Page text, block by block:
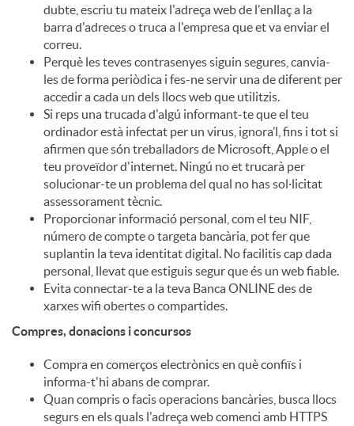
n
s
dubte, escriu tu mateix l'adreça web de l'enllaç a la
barra d'adreces o truca a l'empresa que et va enviar el
correu.
Perquè les teves contrasenyes siguin segures, canvia-
les de forma periòdica i fes-ne servir una de diferent per
accedir a cada un dels llocs web que utilitzis.
Si reps una trucada d'algú informant-te que el teu
ordinador està infectat per un virus, ignora’l, fins i tot si
afirmen que són treballadors de Microsoft, Apple o el
teu proveïdor d'internet. Ningú no et trucarà per
solucionar-te un problema del qual no has sol·licitat
assessorament tècnic.
Proporcionar informació personal, com el teu NIF,
número de compte o targeta bancària, pot fer que
suplantin la teva identitat digital. No facilitis cap dada
personal, llevat que estiguis segur que és un web fiable.
Evita connectar-te a la teva Banca ONLINE des de
xarxes wifi obertes o compartides.
Compres, donacions i concursos
Compra en comerços electrònics en què confiïs i
informa-t'hi abans de comprar.
Quan compris o facis operacions bancàries, busca llocs
segurs en els quals l'adreça web comenci amb HTTPS